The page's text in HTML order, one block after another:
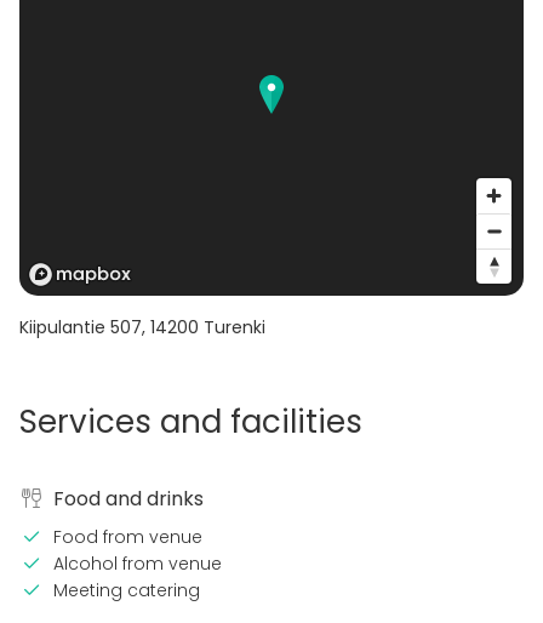
Kiipulantie 507, 14200 Turenki
Services and facilities
Food and drinks
Food from venue
Alcohol from venue
Meeting catering